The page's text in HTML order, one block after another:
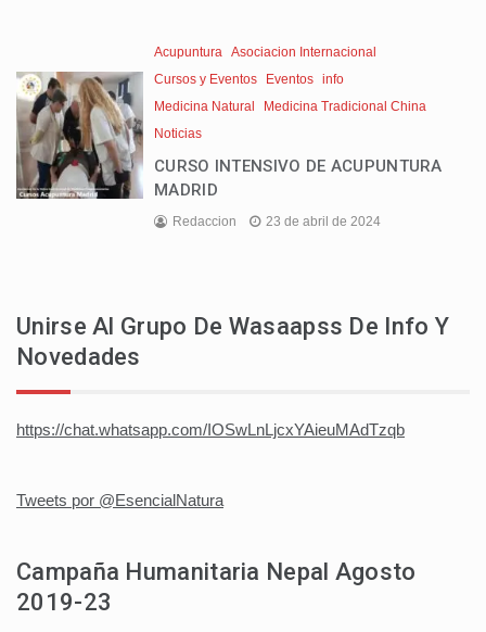
Acupuntura
Asociacion Internacional
Cursos y Eventos
Eventos info
Medicina Natural
Medicina Tradicional China
Noticias
CURSO INTENSIVO DE ACUPUNTURA
MADRID
Redaccion 23 de abril de 2024
Unirse Al Grupo De Wasaapss De Info Y
Novedades
https://chat.whatsapp.com/IOSwLnLjcxYAieuMAdTzqb
Tweets por @EsencialNatura
Campaña Humanitaria Nepal Agosto
2019-23